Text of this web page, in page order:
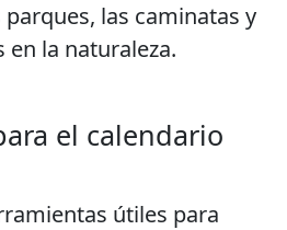
las caminatas y
en la naturaleza.
el calendario
útiles para